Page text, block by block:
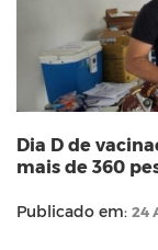
Dia D de
mais de 360
Publicado em: 24